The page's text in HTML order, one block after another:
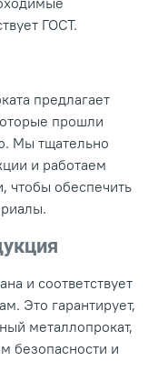
ГОСТ.
предлагает
прошли
Мы тщательно
и работаем
чтобы обеспечить
и соответствует
Это гарантирует,
металлопрокат,
безопасности и